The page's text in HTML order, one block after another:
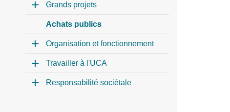
Grands projets
Achats publics
Organisation et fonctionnement
Travailler à l'UCA
Responsabilité sociétale